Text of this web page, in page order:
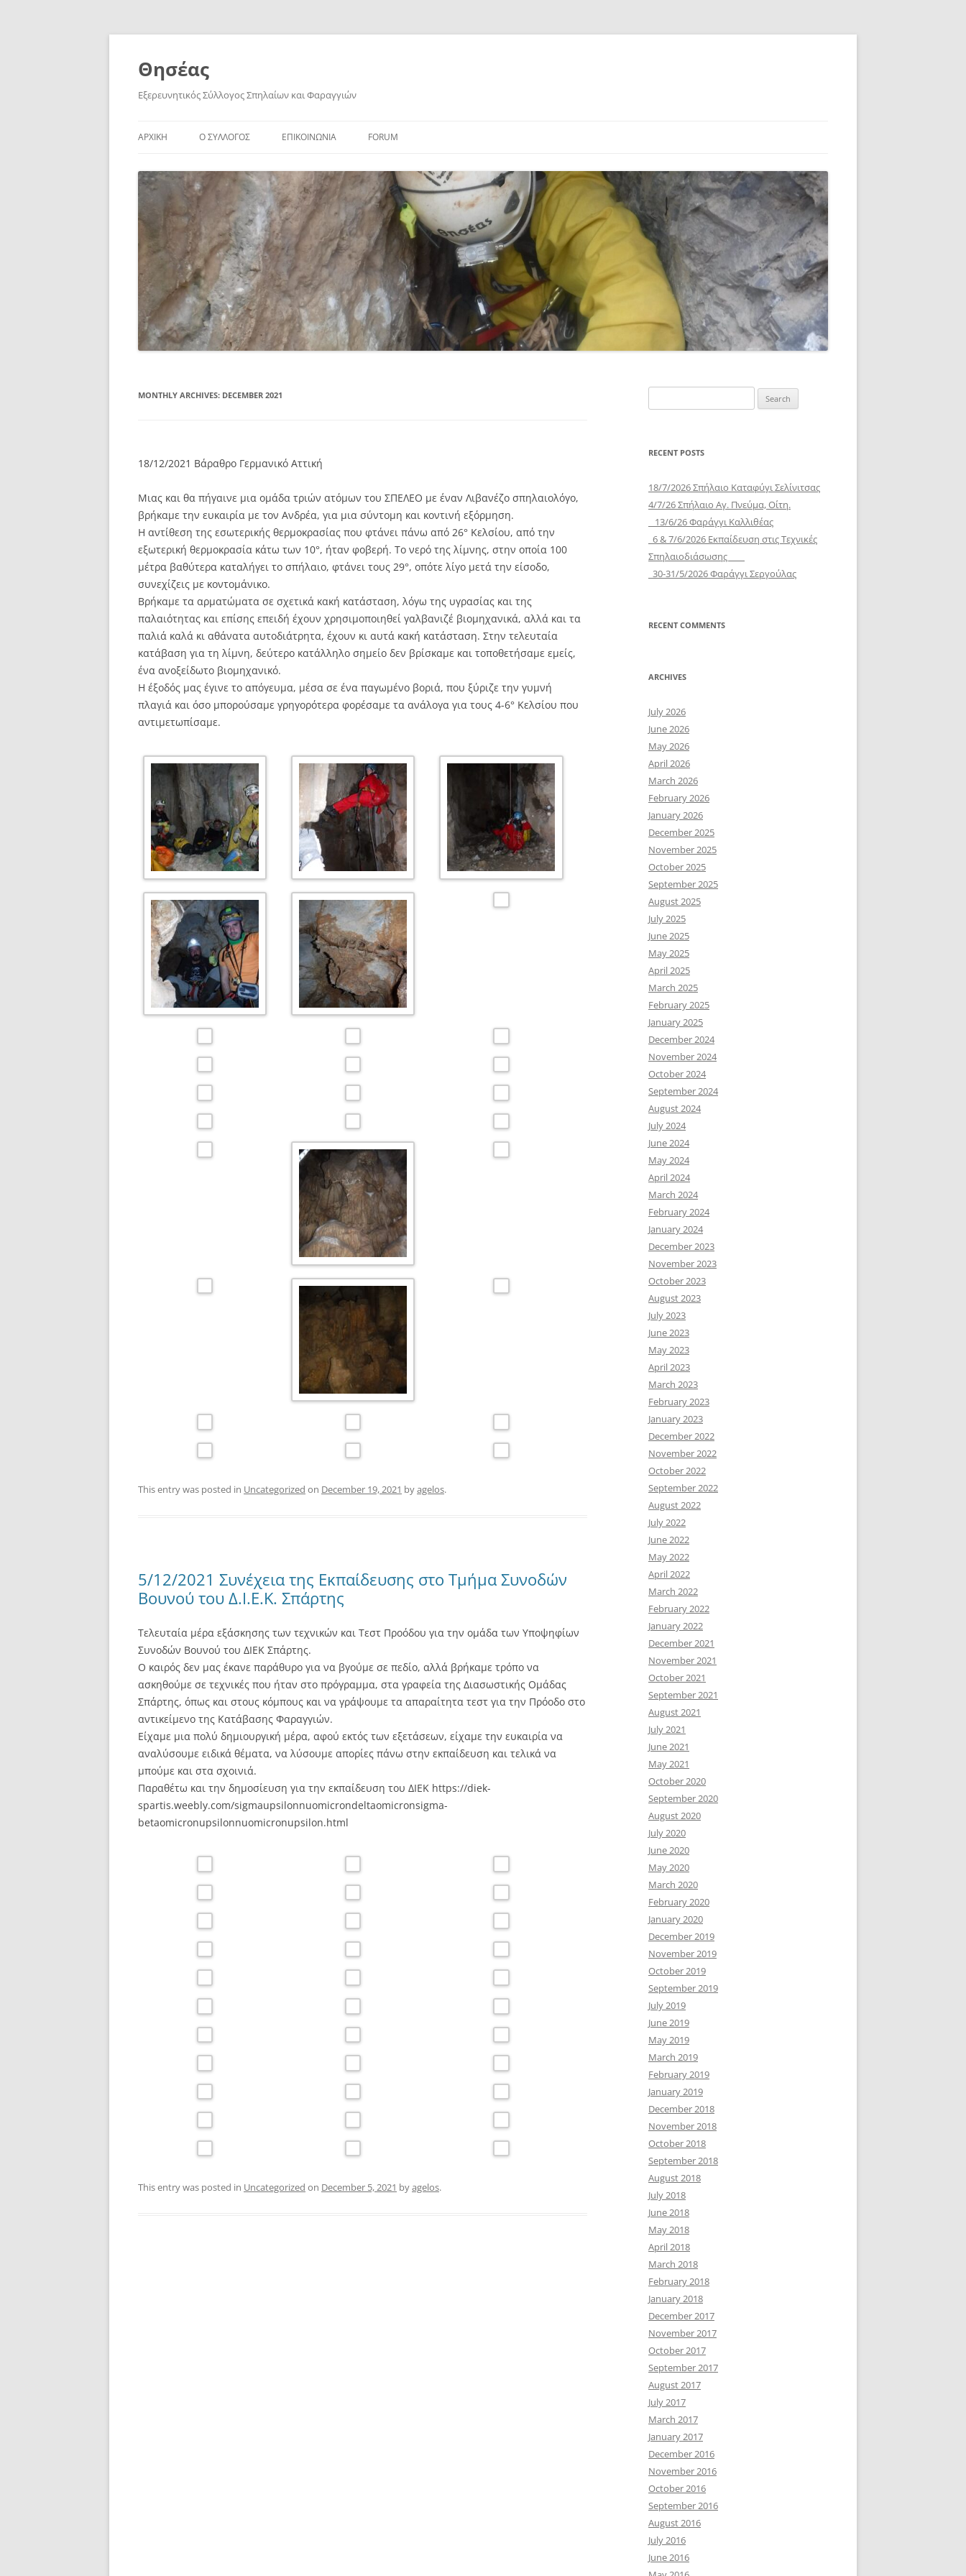
Skip
Θησέας
Εξερευνητικός Σύλλογος Σπηλαίων και Φαραγγιών
ΑΡΧΙΚΗ Ο ΣΥΛΛΟΓΟΣ ΕΠΙΚΟΙΝΩΝΙΑ FORUM
MONTHLY ARCHIVES: DECEMBER 2021
18/12/2021 Βάραθρο Γερμανικό Αττική
Μιας και θα πήγαινε μια ομάδα τριών ατόμων του ΣΠΕΛΕΟ με έναν Λιβανέζο σπηλαιολόγο,
βρήκαμε την ευκαιρία με τον Ανδρέα, για μια σύντομη και κοντινή εξόρμηση.
Η αντίθεση της εσωτερικής θερμοκρασίας που φτάνει πάνω από 26° Κελσίου, από την
εξωτερική θερμοκρασία κάτω των 10°, ήταν φοβερή. Το νερό της λίμνης, στην οποία 100
μέτρα βαθύτερα καταλήγει το σπήλαιο, φτάνει τους 29°, οπότε λίγο μετά την είσοδο,
συνεχίζεις με κοντομάνικο.
Βρήκαμε τα αρματώματα σε σχετικά κακή κατάσταση, λόγω της υγρασίας και της
παλαιότητας και επίσης επειδή έχουν χρησιμοποιηθεί γαλβανιζέ βιομηχανικά, αλλά και τα
παλιά καλά κι αθάνατα αυτοδιάτρητα, έχουν κι αυτά κακή κατάσταση. Στην τελευταία
κατάβαση για τη λίμνη, δεύτερο κατάλληλο σημείο δεν βρίσκαμε και τοποθετήσαμε εμείς,
ένα ανοξείδωτο βιομηχανικό.
Η έξοδός μας έγινε το απόγευμα, μέσα σε ένα παγωμένο βοριά, που ξύριζε την γυμνή
πλαγιά και όσο μπορούσαμε γρηγορότερα φορέσαμε τα ανάλογα για τους 4-6° Κελσίου που
αντιμετωπίσαμε.
This entry was posted in Uncategorized on December 19, 2021 byagelos.
5/12/2021 Συνέχεια της Εκπαίδευσης στο Τμήμα Συνοδών
Βουνού του Δ.Ι.Ε.Κ. Σπάρτης
Τελευταία μέρα εξάσκησης των τεχνικών και Τεστ Προόδου για την ομάδα των Υποψηφίων
Συνοδών Βουνού του ΔΙΕΚ Σπάρτης.
Ο καιρός δεν μας έκανε παράθυρο για να βγούμε σε πεδίο, αλλά βρήκαμε τρόπο να
ασκηθούμε σε τεχνικές που ήταν στο πρόγραμμα, στα γραφεία της Διασωστικής Ομάδας
Σπάρτης, όπως και στους κόμπους και να γράψουμε τα απαραίτητα τεστ για την Πρόοδο στο
αντικείμενο της Κατάβασης Φαραγγιών.
Είχαμε μια πολύ δημιουργική μέρα, αφού εκτός των εξετάσεων, είχαμε την ευκαιρία να
αναλύσουμε ειδικά θέματα, να λύσουμε απορίες πάνω στην εκπαίδευση και τελικά να
μπούμε και στα σχοινιά.
Παραθέτω και την δημοσίευση για την εκπαίδευση του ΔΙΕΚ https://diek-
spartis.weebly.com/sigmaupsilonnuomicrondeltaomicronsigma-
betaomicronupsilonnuomicronupsilon.html
This entry was posted in Uncategorized on December 5, 2021 byagelos.
for:
RECENT POSTS
18/7/2026 Σπήλαιο Καταφύγι Σελίνιτσας
4/7/26 Σπήλαιο Αγ. Πνεύμα, Οίτη.
13/6/26 Φαράγγι Καλλιθέας
6 & 7/6/2026 Εκπαίδευση στις Τεχνικές
Σπηλαιοδιάσωσης
30-31/5/2026 Φαράγγι Σεργούλας
RECENT COMMENTS
ARCHIVES
July 2026
June 2026
May 2026
April 2026
March 2026
February 2026
January 2026
December 2025
November 2025
October 2025
September 2025
August 2025
July 2025
June 2025
May 2025
April 2025
March 2025
February 2025
January 2025
December 2024
November 2024
October 2024
September 2024
August 2024
July 2024
June 2024
May 2024
April 2024
March 2024
February 2024
January 2024
December 2023
November 2023
October 2023
August 2023
July 2023
June 2023
May 2023
April 2023
March 2023
February 2023
January 2023
December 2022
November 2022
October 2022
September 2022
August 2022
July 2022
June 2022
May 2022
April 2022
March 2022
February 2022
January 2022
December 2021
November 2021
October 2021
September 2021
August 2021
July 2021
June 2021
May 2021
October 2020
September 2020
August 2020
July 2020
June 2020
May 2020
March 2020
February 2020
January 2020
December 2019
November 2019
October 2019
September 2019
July 2019
June 2019
May 2019
March 2019
February 2019
January 2019
December 2018
November 2018
October 2018
September 2018
August 2018
July 2018
June 2018
May 2018
April 2018
March 2018
February 2018
January 2018
December 2017
November 2017
October 2017
September 2017
August 2017
July 2017
March 2017
January 2017
December 2016
November 2016
October 2016
September 2016
August 2016
July 2016
June 2016